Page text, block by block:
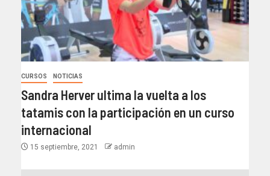
CURSOS NOTICIAS
Sandra Herver ultima la vuelta a los
tatamis con la participación en un curso
internacional
15 septiembre, 2021 admin